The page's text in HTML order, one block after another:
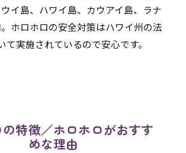
イ島、ハワイ島、カウアイ島、ラナ
ホロホロの安全対策はハワイ州の法
て実施されているので安心です。
特徴／ホロホロがおすす
めな理由